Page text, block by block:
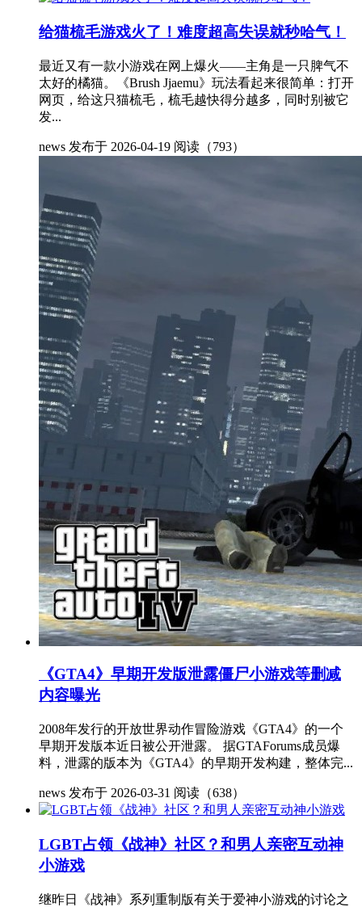
给猫梳毛游戏火了！难度超高失误就秒哈气！
最近又有一款小游戏在网上爆火——主角是一只脾气不
太好的橘猫。《Brush Jjaemu》玩法看起来很简单：打开
网页，给这只猫梳毛，梳毛越快得分越多，同时别被它
发...
news 发布于 2026-04-19 阅读（793）
《GTA4》早期开发版泄露僵尸小游戏等删减
内容曝光
2008年发行的开放世界动作冒险游戏《GTA4》的一个
早期开发版本近日被公开泄露。 据GTAForums成员爆
料，泄露的版本为《GTA4》的早期开发构建，整体完...
news 发布于 2026-03-31 阅读（638）
LGBT占领《战神》社区？和男人亲密互动神
小游戏
继昨日《战神》系列重制版有关于爱神小游戏的讨论之